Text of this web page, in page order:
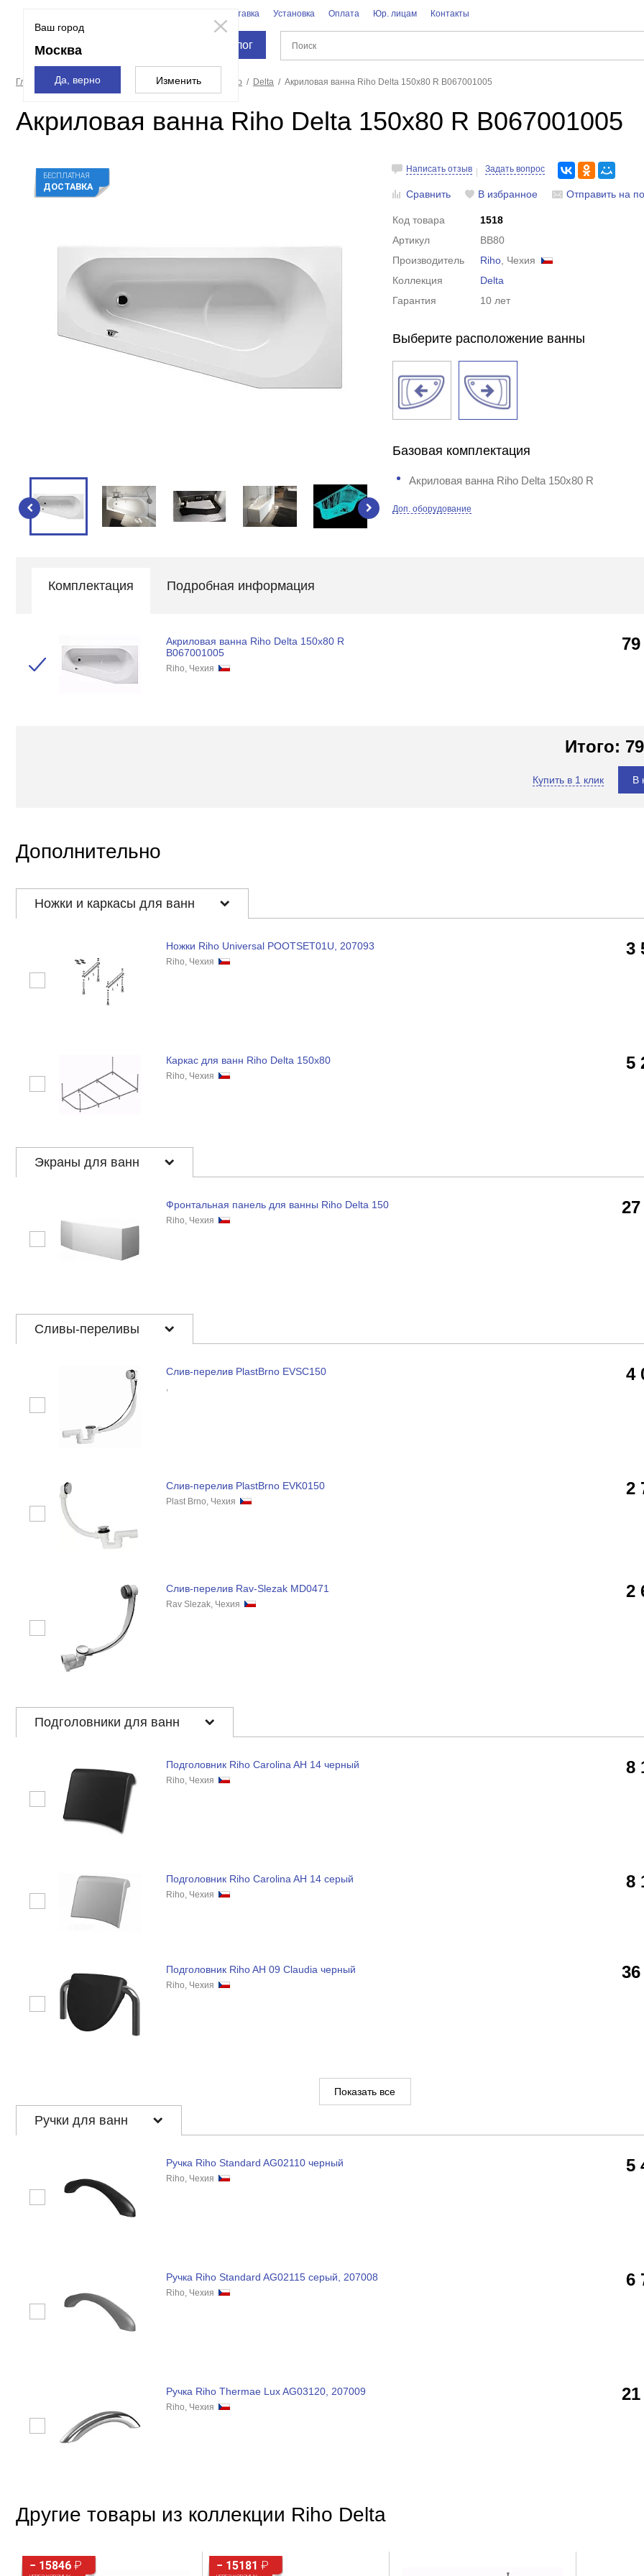
Ваш город
Москва
Да, верно Изменить
Доставка Установка Оплата Юр. лицам Контакты
Каталог
Главная страница Акриловые ванны Riho Delta Акриловая ванна Riho Delta 150х80 R B067001005
Акриловая ванна Riho Delta 150х80 R B067001005
БЕСПЛАТНАЯ
ДОСТАВКА
Написать отзыв Задать вопрос
Сравнить В избранное Отправить на
Код товара
1518
Артикул
BB80
Производитель
Riho , Чехия
Коллекция
Delta
Гарантия
10 лет
Выберите расположение ванны
Базовая комплектация
Акриловая ванна Riho Delta 150х80 R
Доп. оборудование
Комплектация Подробная информация
Акриловая ванна Riho Delta 150х80 R
B067001005
Riho, Чехия
Итого:
Купить в 1 клик В
Дополнительно
Ножки и каркасы для ванн
Ножки Riho Universal POOTSET01U, 207093
Riho, Чехия
3
Каркас для ванн Riho Delta 150x80
Riho, Чехия
5
Экраны для ванн
Фронтальная панель для ванны Riho Delta 150
Riho, Чехия
Сливы-переливы
Слив-перелив PlastBrno EVSC150 4
Слив-перелив PlastBrno EVK0150
Plast Brno, Чехия
2
Слив-перелив Rav-Slezak MD0471
Rav Slezak, Чехия
2
Подголовники для ванн
Подголовник Riho Carolina AH 14 черный
Riho, Чехия
8
Подголовник Riho Carolina AH 14 серый
Riho, Чехия
8
Подголовник Riho AH 09 Claudia черный
Riho, Чехия
Показать все
Ручки для ванн
Ручка Riho Standard AG02110 черный
Riho, Чехия
5
Ручка Riho Standard AG02115 серый, 207008
Riho, Чехия
6
Ручка Riho Thermae Lux AG03120, 207009
Riho, Чехия
Другие товары из коллекции Riho Delta
− 15846 ₽ − 15181 ₽